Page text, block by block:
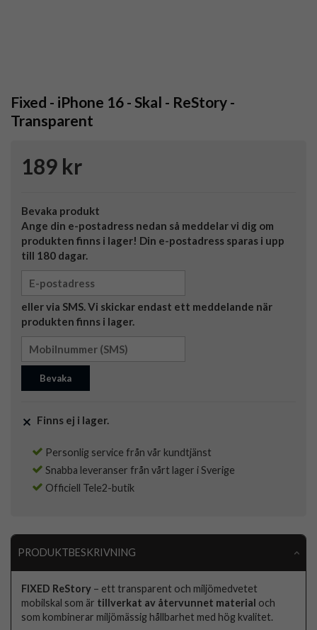
Fixed - iPhone 16 - Skal - ReStory -
Transparent
189 kr
Bevaka produkt
Ange din e-postadress nedan så meddelar vi dig om
produkten finns i lager! Din e-postadress sparas i upp
till 180 dagar.
eller via SMS. Vi skickar endast ett meddelande när
produkten finns i lager.
Bevaka
Finns ej i lager.
Personlig service från vår kundtjänst
Snabba leveranser från vårt lager i Sverige
Officiell Tele2-butik
PRODUKTBESKRIVNING
FIXED ReStory – ett transparent och miljömedvetet
mobilskal som är tillverkat av återvunnet material och
som kombinerar miljömässig hållbarhet med hög kvalitet.